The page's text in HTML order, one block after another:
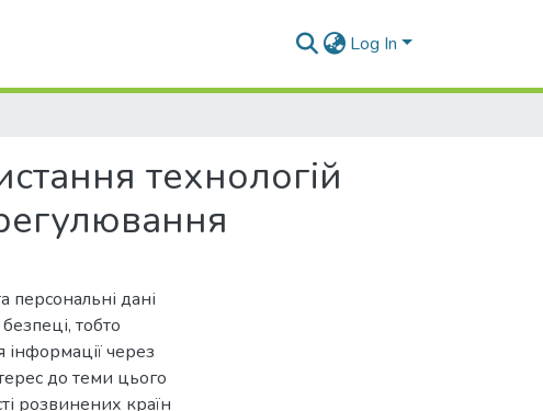
Log In
технологій
персональні дані
тобто
через
до теми цього
розвинених країн